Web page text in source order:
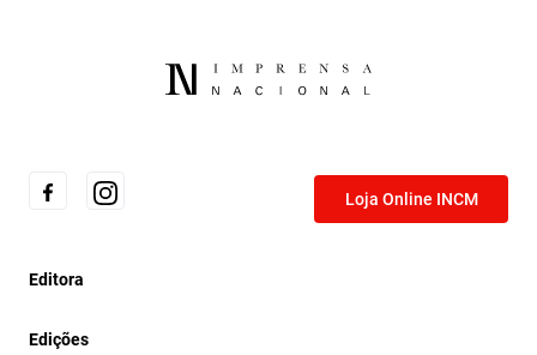
Loja Online INCM
Editora
Edições